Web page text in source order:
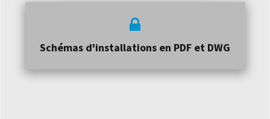
Schémas d'installations en PDF et DWG